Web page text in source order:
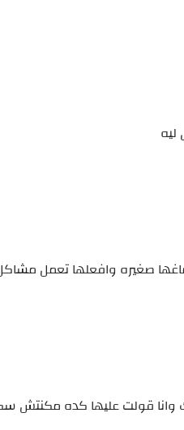
صغيره وافعلها تعمل
وانا قولت عليها كده مكنتش